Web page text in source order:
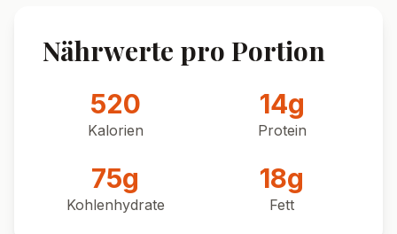
Nährwerte pro Portion
520
Kalorien
14g
Protein
75g
Kohlenhydrate
18g
Fett